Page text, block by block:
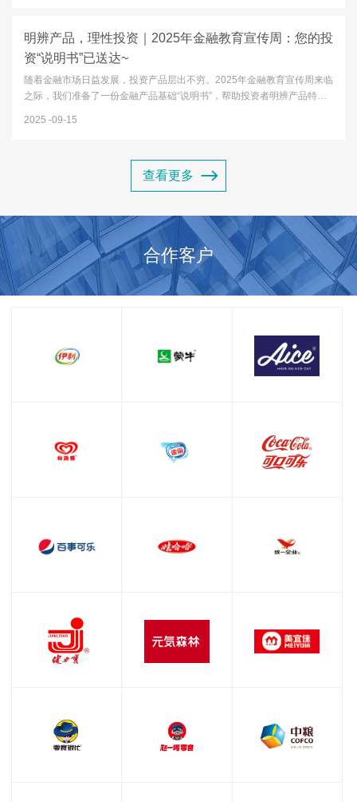
明辨产品，理性投资｜2025年金融教育宣传周：您的投
资“说明书”已送达~
随着金融市场日益发展，投资产品层出不穷。2025年金融教育宣传周来临
之际，我们准备了一份金融产品基础“说明书”，帮助投资者明辨产品特
2025 09-15
查看更多
合作客户